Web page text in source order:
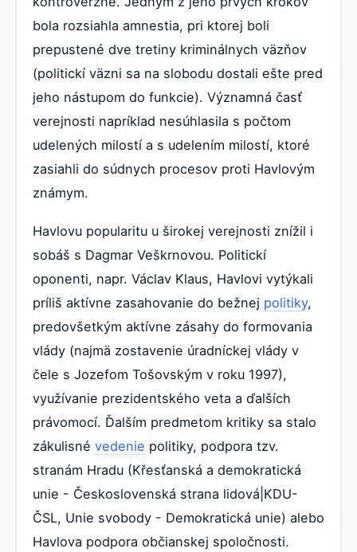
bola rozsiahla amnestia, pri ktorej boli
prepustené dve tretiny kriminálnych väzňov
(politickí väzni sa na slobodu dostali ešte pred
jeho nástupom do funkcie). Významná časť
verejnosti napríklad nesúhlasila s počtom
udelených milostí a s udelením milostí, ktoré
zasiahli do súdnych procesov proti Havlovým
známym.
Havlovu popularitu u širokej verejnosti znížil i
sobáš s Dagmar Veškrnovou. Politickí
oponenti, napr. Václav Klaus, Havlovi vytýkali
príliš aktívne zasahovanie do bežnej politiky,
predovšetkým aktívne zásahy do formovania
vlády (najmä zostavenie úradníckej vlády v
čele s Jozefom Tošovským v roku 1997),
využívanie prezidentského veta a ďalších
právomocí. Ďalším predmetom kritiky sa stalo
zákulisné vedenie politiky, podpora tzv.
stranám Hradu (Křesťanská a demokratická
unie - Československá strana lidová|KDU-
ČSL, Unie svobody - Demokratická unie) alebo
Havlova podpora občianskej spoločnosti.